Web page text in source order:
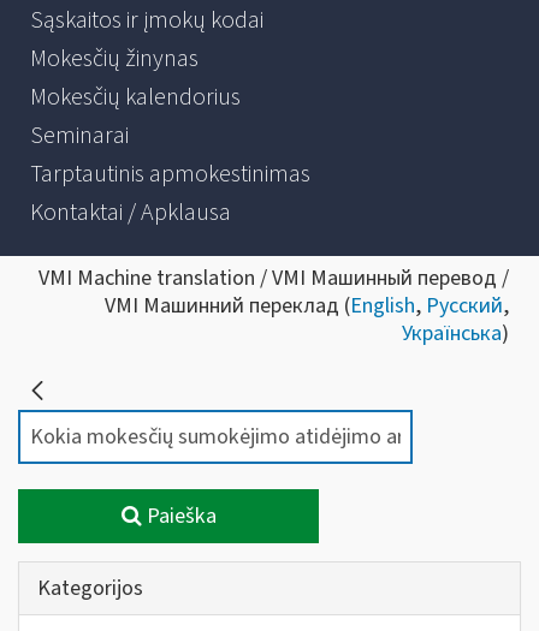
Sąskaitos ir įmokų kodai
Mokesčių žinynas
Mokesčių kalendorius
Seminarai
Tarptautinis apmokestinimas
Kontaktai / Apklausa
VMI Machine translation / VMI Машинный перевод /
VMI Машинний переклад (English, Русский,
Українська)
Paieška
Kategorijos